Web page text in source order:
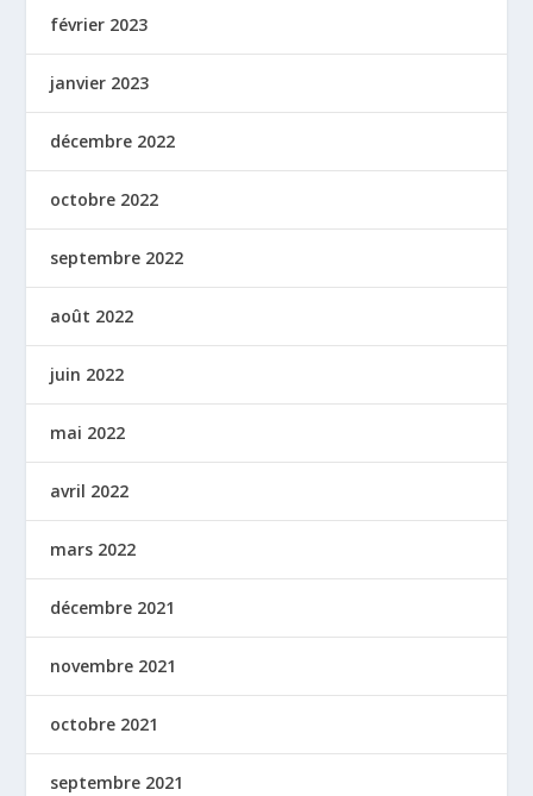
février 2023
janvier 2023
décembre 2022
octobre 2022
septembre 2022
août 2022
juin 2022
mai 2022
avril 2022
mars 2022
décembre 2021
novembre 2021
octobre 2021
septembre 2021